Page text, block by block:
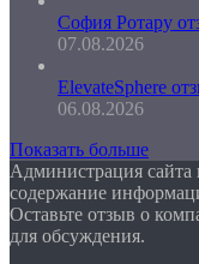
София Ротару
07.08.2026
ElevateSphere
06.08.2026
Показать больше
Администрация сайта
содержание
Оставьте отзыв о
для обсуждения.